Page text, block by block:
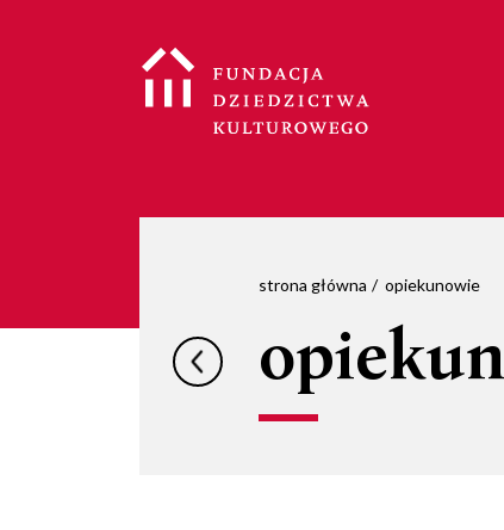
strona główna opiekunowie
opiekun